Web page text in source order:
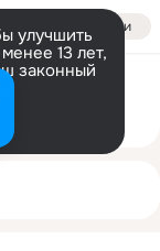
Войти
улучшить
13 лет,
законный